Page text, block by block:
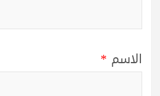
الاسم *